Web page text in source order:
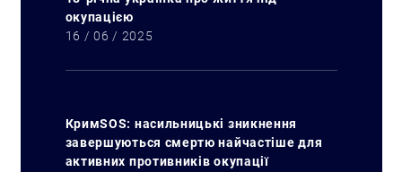
окупацією
16 / 06 / 2025
КримSOS: насильницькі зникнення
завершуються смертю найчастіше для
активних противників окупації